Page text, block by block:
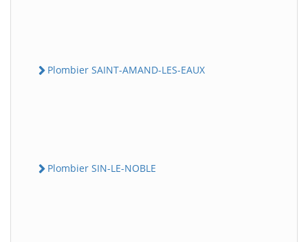
Plombier SAINT-AMAND-LES-EAUX
Plombier SIN-LE-NOBLE